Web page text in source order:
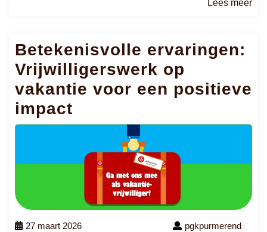
Lees meer
Betekenisvolle ervaringen:
Vrijwilligerswerk op
vakantie voor een positieve
impact
27 maart 2026 pgkpurmerend